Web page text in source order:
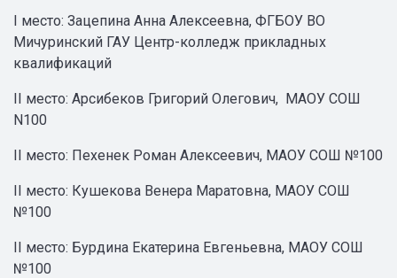
I место: Зацепина Анна Алексеевна, ФГБОУ ВО
Мичуринский ГАУ Центр-колледж прикладных
квалификаций
II место: Арсибеков Григорий Олегович, МАОУ СОШ
N100
II место: Пехенек Роман Алексеевич, МАОУ СОШ №100
II место: Кушекова Венера Маратовна, МАОУ СОШ
№100
II место: Бурдина Екатерина Евгеньевна, МАОУ СОШ
№100